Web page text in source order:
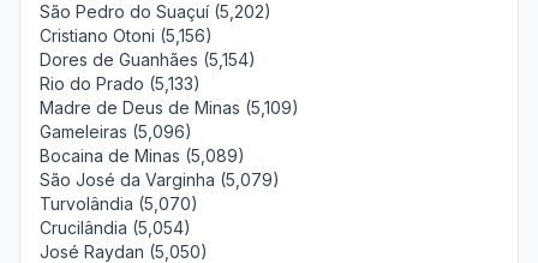
São Pedro do Suaçuí (5,202)
Cristiano Otoni (5,156)
Dores de Guanhães (5,154)
Rio do Prado (5,133)
Madre de Deus de Minas (5,109)
Gameleiras (5,096)
Bocaina de Minas (5,089)
São José da Varginha (5,079)
Turvolândia (5,070)
Crucilândia (5,054)
José Raydan (5,050)